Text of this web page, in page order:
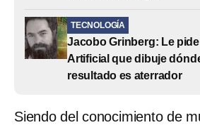
TECNOLOGÍA
Jacobo Grinberg: Le
Artificial que dibuje
resultado es aterrador
Siendo del conocimiento de